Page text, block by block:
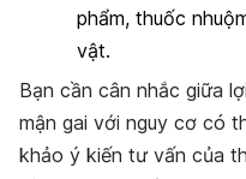
phẩm, thuốc
vật.
Bạn cần cân nhắc giữa
mận gai với nguy cơ có
khảo ý kiến tư vấn của